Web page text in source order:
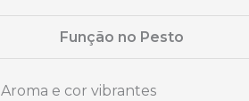
Função no Pesto
Aroma e cor vibrantes